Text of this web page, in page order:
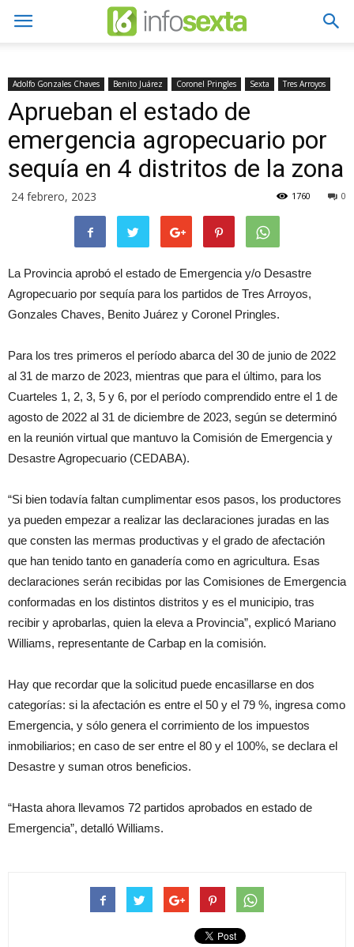
Adolfo Gonzales Chaves Benito Juárez Coronel Pringles Sexta Tres Arroyos
Aprueban el estado de
emergencia agropecuario por
sequía en 4 distritos de la zona
24 febrero, 2023 0
1760
La Provincia aprobó el estado de Emergencia y/o Desastre
Agropecuario por sequía para los partidos de Tres Arroyos,
Gonzales Chaves, Benito Juárez y Coronel Pringles.
Para los tres primeros el período abarca del 30 de junio de 2022
al 31 de marzo de 2023, mientras que para el último, para los
Cuarteles 1, 2, 3, 5 y 6, por el período comprendido entre el 1 de
agosto de 2022 al 31 de diciembre de 2023, según se determinó
en la reunión virtual que mantuvo la Comisión de Emergencia y
Desastre Agropecuario (CEDABA).
“Si bien todavía faltan cumplimentar esos pasos, los productores
ya pueden empezar a realizar las declaraciones juradas en las
que consten las mermas productivas y el grado de afectación
que han tenido tanto en ganadería como en agricultura. Esas
declaraciones serán recibidas por las Comisiones de Emergencia
conformadas en los distintos distritos y es el municipio, tras
recibir y aprobarlas, quien la eleva a Provincia”, explicó Mariano
Williams, representante de Carbap en la comisión.
Hay que recordar que la solicitud puede encasillarse en dos
categorías: si la afectación es entre el 50 y el 79 %, ingresa como
Emergencia, y sólo genera el corrimiento de los impuestos
inmobiliarios; en caso de ser entre el 80 y el 100%, se declara el
Desastre y suman otros beneficios.
“Hasta ahora llevamos 72 partidos aprobados en estado de
Emergencia”, detalló Williams.